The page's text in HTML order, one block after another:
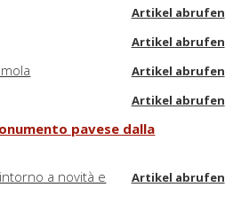
Artikel abrufen
Artikel abrufen
Artikel abrufen
Artikel abrufen
pavese dalla
a novità e
Artikel abrufen